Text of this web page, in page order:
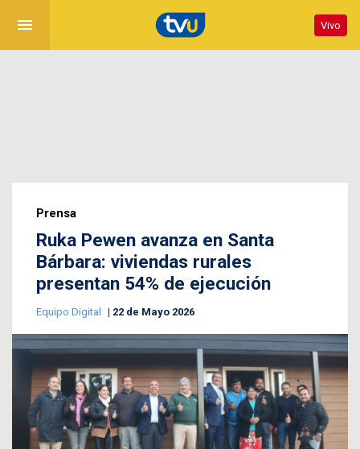
menu Vivo
Prensa
Ruka Pewen avanza en Santa
Bárbara: viviendas rurales
presentan 54% de ejecución
Equipo Digital 22 de Mayo 2026